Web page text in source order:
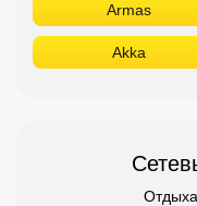
Armas
Akka